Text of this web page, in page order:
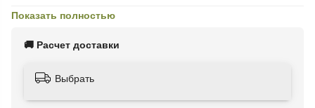
Показать полностью
🚚 Расчет доставки
Выбрать